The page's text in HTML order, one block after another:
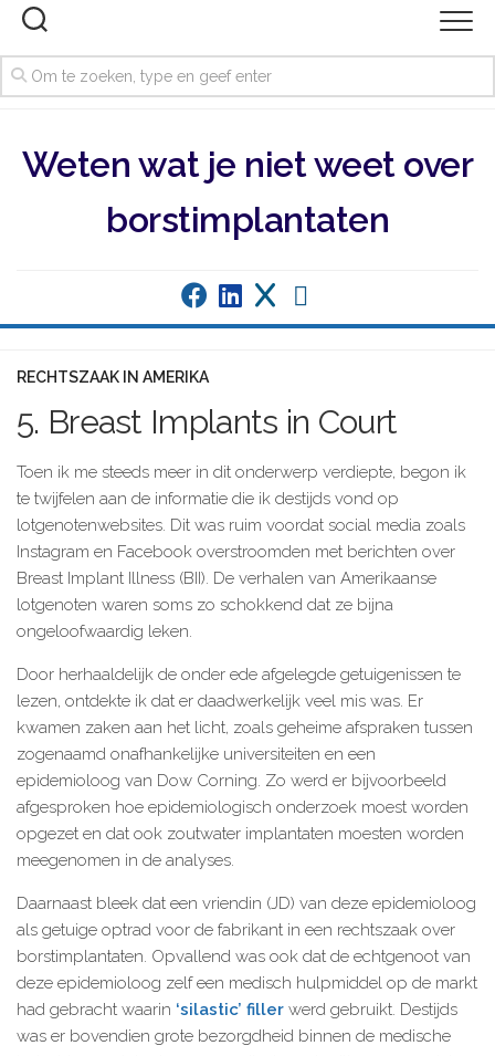
de
inhoud
Weten wat je niet weet over
borstimplantaten
RECHTSZAAK IN AMERIKA
5. Breast Implants in Court
Toen ik me steeds meer in dit onderwerp verdiepte, begon ik
te twijfelen aan de informatie die ik destijds vond op
lotgenotenwebsites. Dit was ruim voordat social media zoals
Instagram en Facebook overstroomden met berichten over
Breast Implant Illness (BII). De verhalen van Amerikaanse
lotgenoten waren soms zo schokkend dat ze bijna
ongeloofwaardig leken.
Door herhaaldelijk de onder ede afgelegde getuigenissen te
lezen, ontdekte ik dat er daadwerkelijk veel mis was. Er
kwamen zaken aan het licht, zoals geheime afspraken tussen
zogenaamd onafhankelijke universiteiten en een
epidemioloog van Dow Corning. Zo werd er bijvoorbeeld
afgesproken hoe epidemiologisch onderzoek moest worden
opgezet en dat ook zoutwater implantaten moesten worden
meegenomen in de analyses.
Daarnaast bleek dat een vriendin (JD) van deze epidemioloog
als getuige optrad voor de fabrikant in een rechtszaak over
borstimplantaten. Opvallend was ook dat de echtgenoot van
deze epidemioloog zelf een medisch hulpmiddel op de markt
had gebracht waarin ‘silastic’ filler werd gebruikt. Destijds
was er bovendien grote bezorgdheid binnen de medische